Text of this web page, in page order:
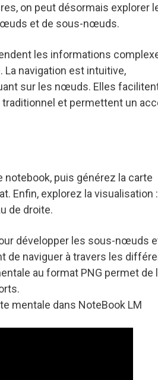
on peut désormais explorer
et de sous-nœuds.
les informations
navigation est intuitive,
sur les nœuds. Elles
et permettent un
puis générez la carte
Enfin, explorez la visualisation :
de droite.
développer les sous-nœuds
de naviguer à travers les
au format PNG permet de
mentale dans NoteBook LM